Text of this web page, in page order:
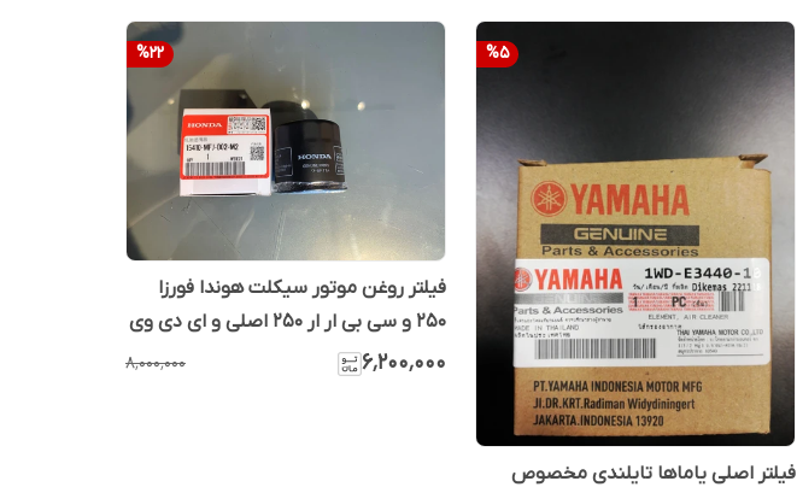
%5
فیلتر اصلی یاماها تایلندی مخصوص
%22
فیلتر روغن موتور سیکلت هوندا فورزا
250 و سی بی ار ار 250 اصلی و ای دی وی
350
۶٬۲۰۰٬۰۰۰ ۸٬۰۰۰٬۰۰۰